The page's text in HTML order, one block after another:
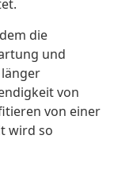
die
und
von
von einer
wird so